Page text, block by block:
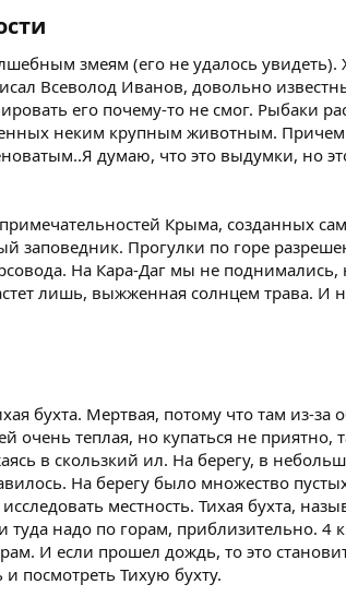
змеям (его не удалось
Всеволод Иванов, довольно
его почему-то не смог. Рыбаки
неким крупным животным. Причем
думаю, что это выдумки, но
Крыма, созданных
заповедник. Прогулки по горе
На Кара-Даг мы не поднимались,
лишь, выжженная солнцем трава.
бухта. Мертвая, потому что там из-
очень теплая, но купаться не
в скользкий ил. На берегу, в
На берегу было множество
местность. Тихая бухта,
надо по горам, приблизительно.
И если прошел дождь, то это
посмотреть Тихую бухту.